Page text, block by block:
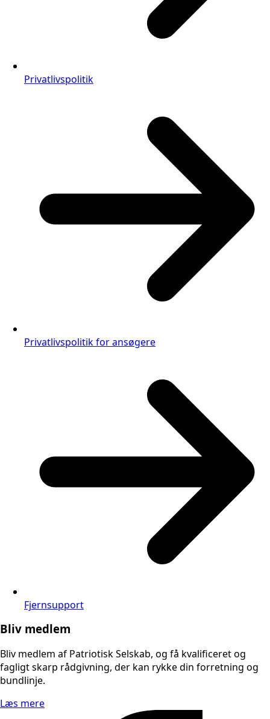
Privatlivspolitik
Privatlivspolitik for ansøgere
Fjernsupport
Bliv medlem
Bliv medlem af Patriotisk Selskab, og få kvalificeret og
fagligt skarp rådgivning, der kan rykke din forretning og
bundlinje.
Læs mere